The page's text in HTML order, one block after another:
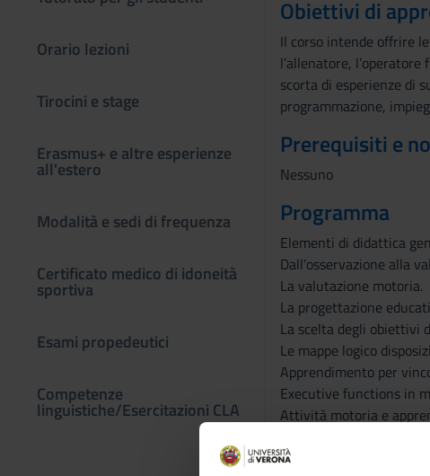
Orario lezioni
Tirocini e stage
Erasmus+ e altre esperienze
all'estero
Modalità e sedi di frequenza
Certificato medico di idoneità
sportiva
Esami propedeutici
Competenze
linguistiche/Esercitazioni CLA
Obiettivi di
Il corso intende offrire
l’allenatore,
scorta di esperienze di
programmazione,
Prerequisiti e
Nessuno
Programma
Elementi di didattica
Dall’osservazione alla
La valutazione motoria.
La progettazione
La scelta degli obiettivi
Le mappe logico
Apprendimento per
Executive functions in
Attività motoria e
Insegnare il movimento